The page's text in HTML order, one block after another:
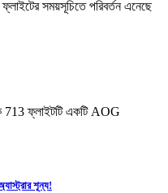
সময়সূচিতে পরিবর্তন এনেছে
713 ফ্লাইটটি একটি AOG
শূন্য!